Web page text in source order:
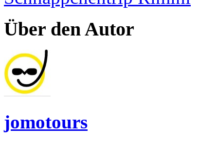
Über den Autor
jomotours